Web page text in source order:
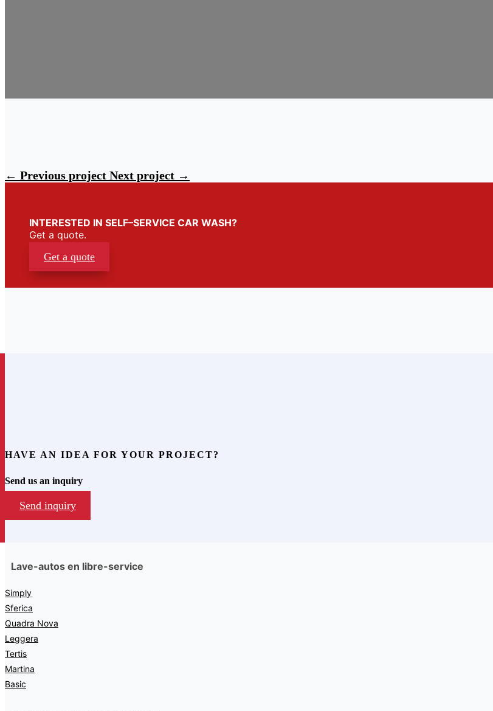
← Previous project Next project →
INTERESTED IN SELF–SERVICE CAR WASH?
Get a quote.
Get a quote
HAVE AN IDEA FOR YOUR PROJECT?
Send us an inquiry
Send inquiry
Lave-autos en libre-service
Simply
Sferica
Quadra Nova
Leggera
Tertis
Martina
Basic